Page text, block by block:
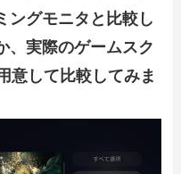
ングモニタと比較し
、実際のゲームスク
意して比較してみま